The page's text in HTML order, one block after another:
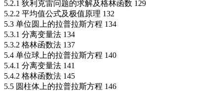
5.2.1 狄利克雷问题的求解及格林函数 129
5.2.2 平均值公式及极值原理 132
5.3 单位圆上的拉普拉斯方程 134
5.3.1 分离变量法 134
5.3.2 格林函数法 137
5.4 单位球上的拉普拉斯方程 140
5.4.1 分离变量法 141
5.4.2 格林函数法 145
5.5 圆柱体上的拉普拉斯方程 146